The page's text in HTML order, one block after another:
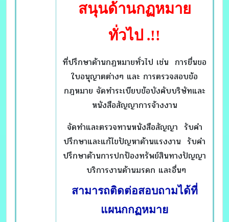
สนุนด้านกฏหมาย
ทั่วไป .!!
ที่ปรึกษาด้านกฏหมายทั่วไป เช่น การยื่นขอ
ใบอนุญาตต่างๆ และ การตรวจสอบข้อ
กฎหมาย จัดทำระเบียบข้อบังคับบริษัทและ
หนังสือสัญญาการจ้างงาน
จัดทำและตรวจทานหนังสือสัญญา รับคำ
ปรึกษาและแก้ไขปัญหาด้านแรงงาน รับคำ
ปรึกษาด้านการปกป้องทรัพย์สินทางปัญญา
บริการงานด้านมรดก และอื่นๆ
สามารถติดต่อสอบถามได้ที่
แผนกกฏหมาย